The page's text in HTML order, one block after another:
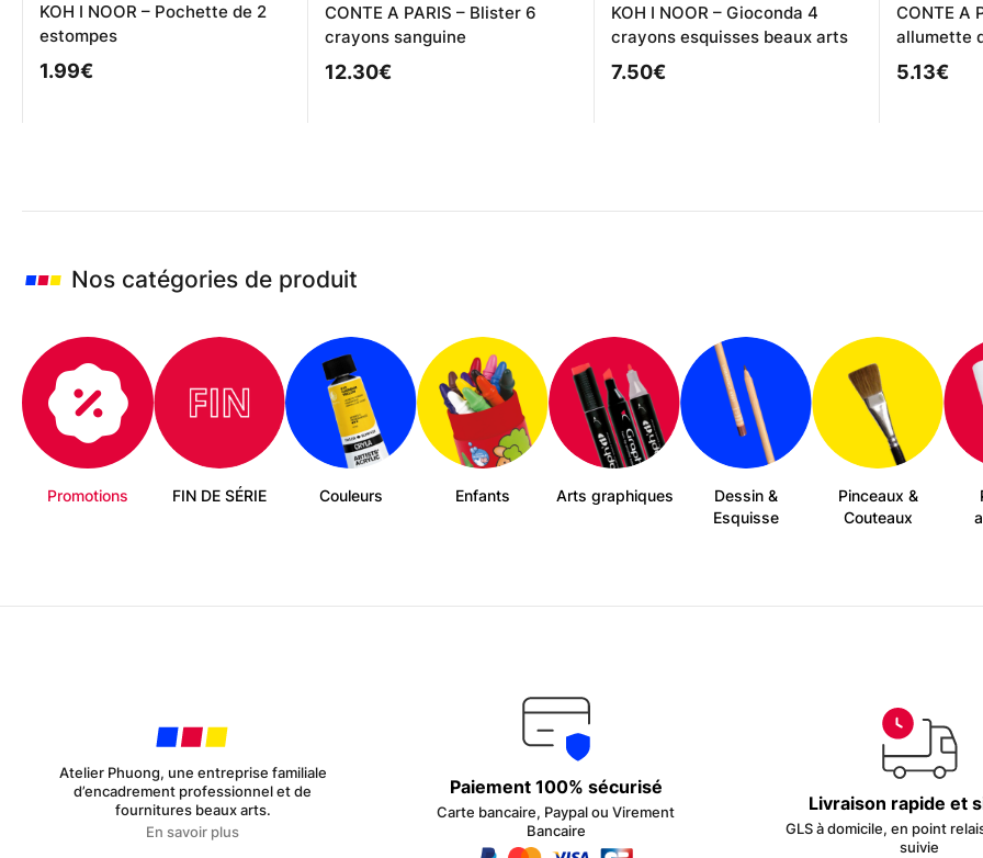
KOH I NOOR – Pochette de 2
estompes
1.99€
CONTE A PARIS – Blister 6
crayons sanguine
12.30€
KOH I NOOR – Gioconda 4
crayons esquisses beaux arts
7.50€
CONTE A
allumette
5.13€
Nos catégories de produit
Promotions FIN DE SÉRIE Couleurs Enfants Arts graphiques
Dessin &
Esquisse
Pinceaux &
Couteaux
Atelier Phuong, une entreprise familiale
d’encadrement professionnel et de
fournitures beaux arts.
En savoir plus
Paiement 100% sécurisé
Carte bancaire, Paypal ou Virement
Bancaire
Livraison rapide et
GLS à domicile, en point
suivie